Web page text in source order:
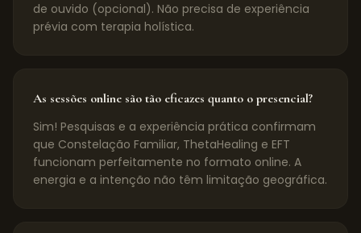
de ouvido (opcional). Não precisa de experiência
prévia com terapia holística.
As sessões online são tão eficazes quanto o presencial?
Sim! Pesquisas e a experiência prática confirmam
que Constelação Familiar, ThetaHealing e EFT
funcionam perfeitamente no formato online. A
energia e a intenção não têm limitação geográfica.